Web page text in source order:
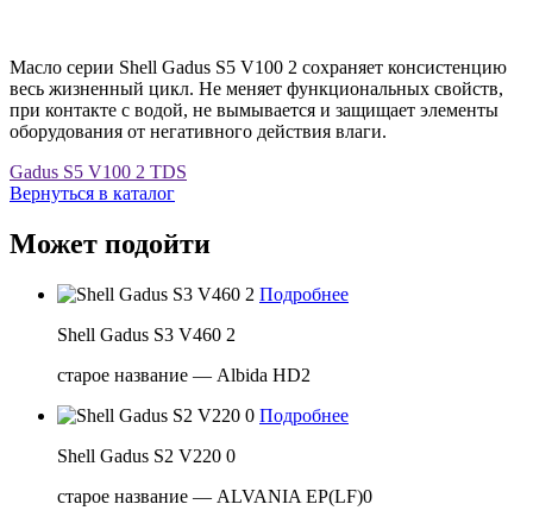
Масло серии Shell Gadus S5 V100 2 сохраняет консистенцию
весь жизненный цикл. Не меняет функциональных свойств,
при контакте с водой, не вымывается и защищает элементы
оборудования от негативного действия влаги.
Gadus S5 V100 2 TDS
Вернуться в каталог
Может подойти
Подробнее
Shell Gadus S3 V460 2
старое название — Albida HD2
Подробнее
Shell Gadus S2 V220 0
старое название — ALVANIA EP(LF)0